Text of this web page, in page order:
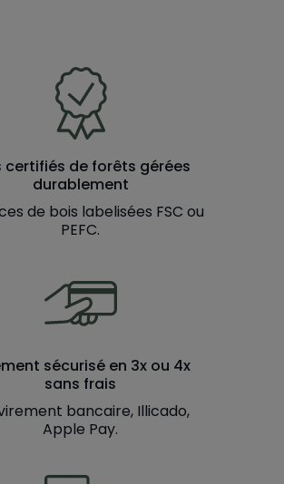
certifiés de forêts gérées
durablement
de bois labelisées FSC ou
PEFC.
sécurisé en 3x ou 4x
sans frais
bancaire, Illicado,
Apple Pay.